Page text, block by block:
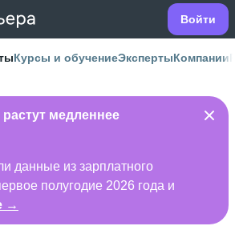
Войти
Курсы и обучениеЭкспертыКомпании
медленнее
данные из зарплатного
полугодие 2026 года и
→